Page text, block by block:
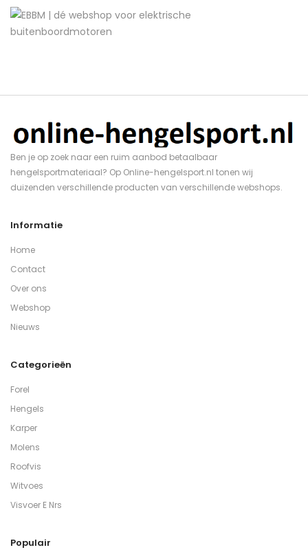
Ben je op zoek naar een ruim aanbod betaalbaar
hengelsportmateriaal? Op Online-hengelsport.nl tonen wij
duizenden verschillende producten van verschillende webshops.
Informatie
Home
Contact
Over ons
Webshop
Nieuws
Categorieën
Forel
Hengels
Karper
Molens
Roofvis
Witvoes
Visvoer E Nrs
Populair